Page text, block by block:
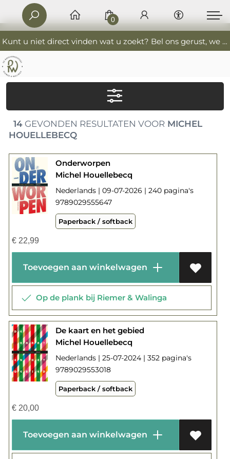
Kunt u niet direct vinden wat u zoekt? Bel ons gerust, we helpen u graag. 0341-552405 De Boekverkoopers
0
14GEVONDEN RESULTATEN VOORMICHEL
HOUELLEBECQ
Onderworpen
Michel Houellebecq
Nederlands | 09-07-2026 | 240 pagina's
9789029555647
Paperback / softback
€22,99
Toevoegen aan winkelwagen
Op de plank bij Riemer & Walinga
De kaart en het gebied
Michel Houellebecq
Nederlands | 25-07-2024 | 352 pagina's
9789029553018
Paperback / softback
€20,00
Toevoegen aan winkelwagen